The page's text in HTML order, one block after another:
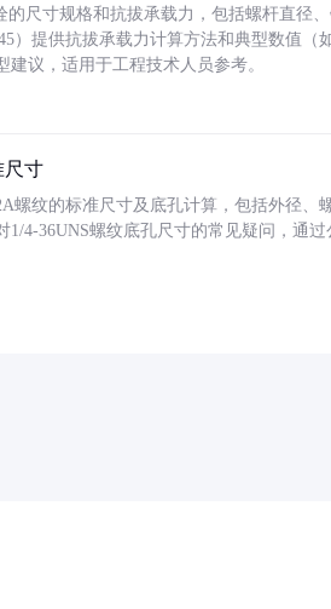
的尺寸规格和抗拔承载力，包括螺杆直径
）提供抗拔承载力计算方法和典型数值（
议，适用于工程技术人员参考。
尺寸
螺纹的标准尺寸及底孔计算，包括外径
1/4-36UNS螺纹底孔尺寸的常见疑问，通